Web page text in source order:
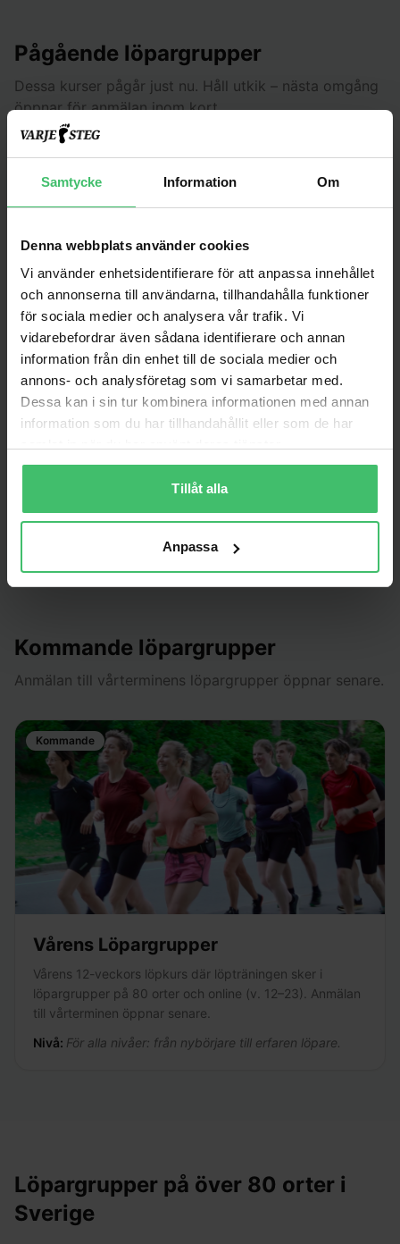
Samtycke Information Om
Denna webbplats använder cookies
Vi använder enhetsidentifierare för att anpassa innehållet
och annonserna till användarna, tillhandahålla funktioner
för sociala medier och analysera vår trafik. Vi
vidarebefordrar även sådana identifierare och annan
information från din enhet till de sociala medier och
annons- och analysföretag som vi samarbetar med.
Dessa kan i sin tur kombinera informationen med annan
information som du har tillhandahållit eller som de har
Tillåt alla
Anpassa
Pågående löpargrupper
Dessa kurser pågår just nu. Håll utkik – nästa omgång
öppnar för anmälan inom kort.
Sommar Löpkurs (Online)
Kommande löpargrupper
Anmälan till vårterminens löpargrupper öppnar senare.
Kommande
Vårens Löpargrupper
Vårens 12-veckors löpkurs där löpträningen sker i
löpargrupper på 80 orter och online (v. 12–23). Anmälan
till vårterminen öppnar senare.
Nivå: För alla nivåer: från nybörjare till erfaren löpare.
Löpargrupper på över 80 orter i
Sverige